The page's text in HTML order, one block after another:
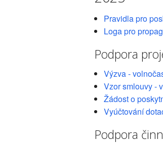
Pravidla pro
Loga pro
Podpora
Výzva -
Vzor smlouvy -
Žádost o
Vyúčtování
Podpora